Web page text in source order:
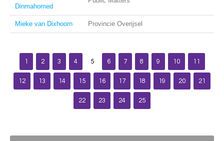
Dinmahomed
Mieke van Dixhoorn Provincie Overijsel
1 2 3 4 5 6 7 8 9 10 11
12 13 14 15 16 17 18 19 20 21
22 23 24 25